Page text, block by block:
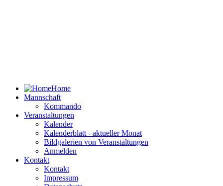
Home
Mannschaft
Kommando
Veranstaltungen
Kalender
Kalenderblatt - aktueller Monat
Bildgalerien von Veranstaltungen
Anmelden
Kontakt
Kontakt
Impressum